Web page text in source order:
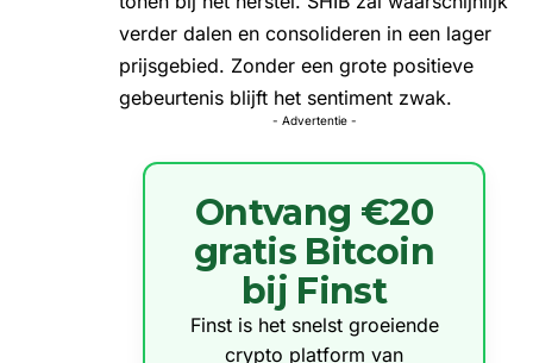
verder dalen en consolideren in een lager
prijsgebied. Zonder een grote positieve
gebeurtenis blijft het sentiment zwak.
- Advertentie -
Ontvang €20
gratis Bitcoin
bij Finst
Finst is het snelst groeiende
crypto platform van